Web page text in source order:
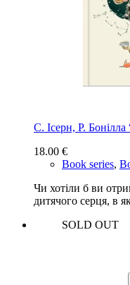
С. Ісерн, Р.
18.00 €
Book series,
Чи хотіли б ви
дитячого серця, в
SOLD OUT